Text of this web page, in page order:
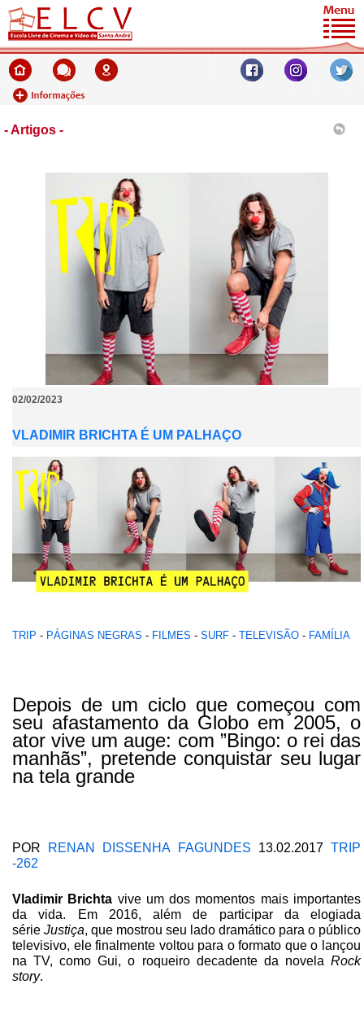
- Artigos -
02/02/2023
VLADIMIR BRICHTA É UM PALHAÇO
TRIP - PÁGINAS NEGRAS - FILMES - SURF - TELEVISÃO - FAMÍLIA
Depois de um ciclo que começou com
seu afastamento da Globo em 2005, o
ator vive um auge: com ”Bingo: o rei das
manhãs”, pretende conquistar seu lugar
na tela grande
POR RENAN DISSENHA FAGUNDES 13.02.2017TRIP
-262
Vladimir Brichta vive um dos momentos mais importantes
da vida. Em 2016, além de participar da elogiada
série Justiça, que mostrou seu lado dramático para o público
televisivo, ele finalmente voltou para o formato que o lançou
na TV, como Gui, o roqueiro decadente da novela Rock
story.